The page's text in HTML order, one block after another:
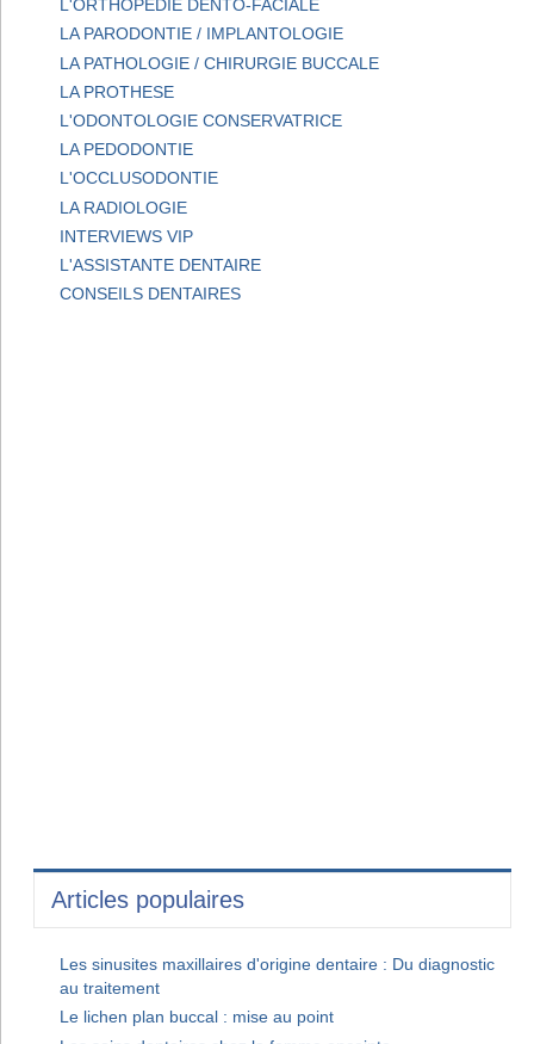
L'ORTHOPEDIE DENTO-FACIALE
LA PARODONTIE / IMPLANTOLOGIE
LA PATHOLOGIE / CHIRURGIE BUCCALE
LA PROTHESE
L'ODONTOLOGIE CONSERVATRICE
LA PEDODONTIE
L'OCCLUSODONTIE
LA RADIOLOGIE
INTERVIEWS VIP
L'ASSISTANTE DENTAIRE
CONSEILS DENTAIRES
Articles populaires
Les sinusites maxillaires d'origine dentaire : Du diagnostic
au traitement
Le lichen plan buccal : mise au point